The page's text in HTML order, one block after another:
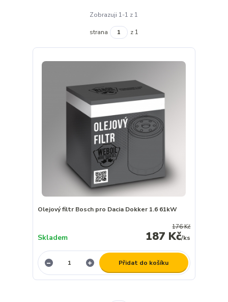
Zobrazuji 1-1 z 1
strana z 1
Olejový filtr Bosch pro Dacia Dokker 1.6 61kW
176 Kč
187 Kč/ks
Skladem
Přidat do košíku